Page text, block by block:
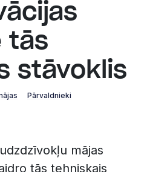
tās
stāvoklis
Pārvaldnieki
mājas
tās tehniskais